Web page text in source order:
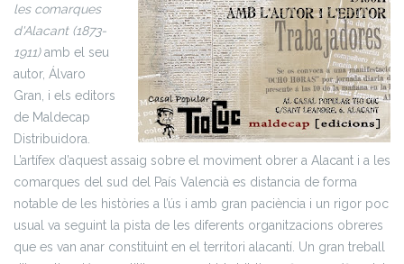
les comarques
d'Alacant (1873-
1911)amb el seu
autor, Álvaro
Gran, i els editors
de Maldecap
Distribuidora.
L’artífex d’aquest assaig sobre el moviment obrer a Alacant i a les
comarques del sud del País Valencià es distancia de forma
notable de les històries a l’ús i amb gran paciència i un rigor poc
usual va seguint la pista de les diferents organitzacions obreres
que es van anar constituint en el territori alacantí. Un gran treball